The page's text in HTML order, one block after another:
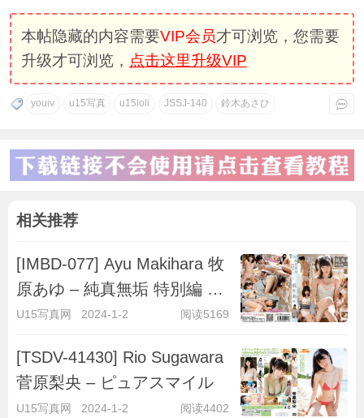
本帖隐藏的内容需要VIP会员才可浏览，您需要
升级才可浏览， 点击这里升级VIP
youiv u15写真 u15loli JSSJ-140 鈴木あさひ
相关推荐
[IMBD-077] Ayu Makihara 牧
原あゆ – 純真無垢 特別編 ～
キラキラ彼女～
U15写真网 2024-1-2 阅读5169
[TSDV-41430] Rio Sugawara
菅原梨央 – ピュアスマイル
U15写真网 2024-1-2 阅读4402